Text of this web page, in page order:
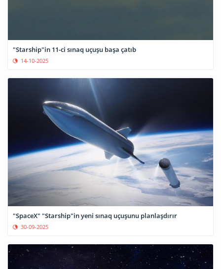
"Starship"in 11-ci sınaq uçuşu başa çatıb
14-10-2025
"SpaceX" "Starship"in yeni sınaq uçuşunu planlaşdırır
30-09-2025